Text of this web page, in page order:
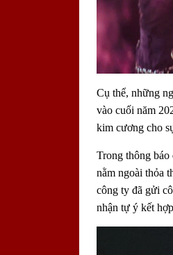
Cụ thể, những
vào cuối năm
kim cương cho
Trong thông
nằm ngoài thỏa
công ty đã gửi
nhận tự ý kết